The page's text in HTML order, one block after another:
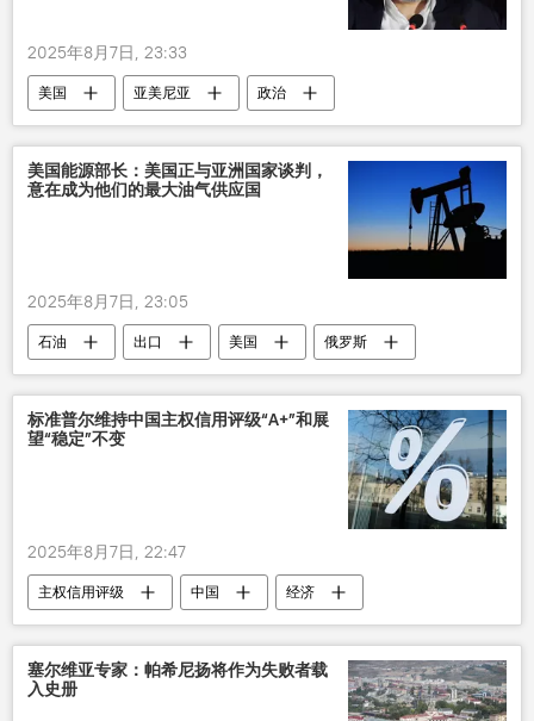
2025年8月7日, 23:33
美国 亚美尼亚 政治
美国能源部长：美国正与亚洲国家谈判，
意在成为他们的最大油气供应国
2025年8月7日, 23:05
石油 出口 美国
俄罗斯
亚洲
谈判 关税 特朗普
标准普尔维持中国主权信用评级“A+”和展
望“稳定”不变
2025年8月7日, 22:47
主权信用评级 中国
经济
展望
塞尔维亚专家：帕希尼扬将作为失败者载
入史册